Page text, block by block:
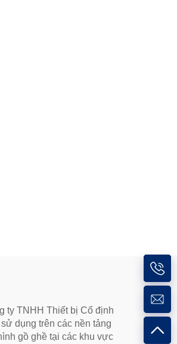
ty TNHH Thiết bị Cố định
dụng trên các nền tảng
gồ ghề tại các khu vực